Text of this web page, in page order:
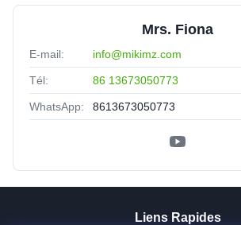
Mrs. Fiona
E-mail: info@mikimz.com
Tél: 86 13673050773
WhatsApp: 8613673050773
Liens Rapides